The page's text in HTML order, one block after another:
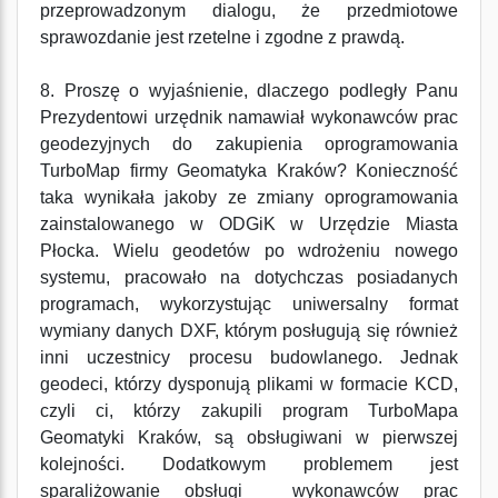
przeprowadzonym dialogu, że przedmiotowe
sprawozdanie jest rzetelne i zgodne z prawdą.
8. Proszę o wyjaśnienie, dlaczego podległy Panu
Prezydentowi urzędnik namawiał wykonawców prac
geodezyjnych do zakupienia oprogramowania
TurboMap firmy Geomatyka Kraków? Konieczność
taka wynikała jakoby ze zmiany oprogramowania
zainstalowanego w ODGiK w Urzędzie Miasta
Płocka. Wielu geodetów po wdrożeniu nowego
systemu, pracowało na dotychczas posiadanych
programach, wykorzystując uniwersalny format
wymiany danych DXF, którym posługują się również
inni uczestnicy procesu budowlanego. Jednak
geodeci, którzy dysponują plikami w formacie KCD,
czyli ci, którzy zakupili program TurboMapa
Geomatyki Kraków, są obsługiwani w pierwszej
kolejności. Dodatkowym problemem jest
sparaliżowanie obsługi wykonawców prac